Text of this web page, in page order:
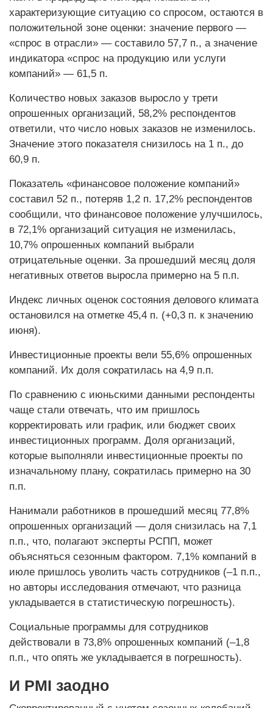
характеризующие ситуацию со спросом, остаются в
положительной зоне оценки: значение первого —
«спрос в отрасли» — составило 57,7 п., а значение
индикатора «спрос на продукцию или услуги
компаний» — 61,5 п.
Количество новых заказов выросло у трети
опрошенных организаций, 58,2% респондентов
ответили, что число новых заказов не изменилось.
Значение этого показателя снизилось на 1 п., до
60,9 п.
Показатель «финансовое положение компаний»
составил 52 п., потеряв 1,2 п. 17,2% респондентов
сообщили, что финансовое положение улучшилось,
в 72,1% организаций ситуация не изменилась,
10,7% опрошенных компаний выбрали
отрицательные оценки. За прошедший месяц доля
негативных ответов выросла примерно на 5 п.п.
Индекс личных оценок состояния делового климата
остановился на отметке 45,4 п. (+0,3 п. к значению
июня).
Инвестиционные проекты вели 55,6% опрошенных
компаний. Их доля сократилась на 4,9 п.п.
По сравнению с июньскими данными респонденты
чаще стали отвечать, что им пришлось
корректировать или график, или бюджет своих
инвестиционных программ. Доля организаций,
которые выполняли инвестиционные проекты по
изначальному плану, сократилась примерно на 30
п.п.
Нанимали работников в прошедший месяц 77,8%
опрошенных организаций — доля снизилась на 7,1
п.п., что, полагают эксперты РСПП, может
объясняться сезонным фактором. 7,1% компаний в
июле пришлось уволить часть сотрудников (–1 п.п.,
но авторы исследования отмечают, что разница
укладывается в статистическую погрешность).
Социальные программы для сотрудников
действовали в 73,8% опрошенных компаний (–1,8
п.п., что опять же укладывается в погрешность).
И PMI заодно